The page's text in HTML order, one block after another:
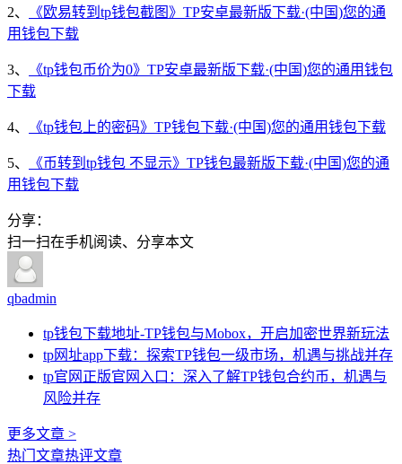
2、
《欧易转到tp钱包截图》TP安卓最新版下载·(中国)您的通
用钱包下载
3、
《tp钱包币价为0》TP安卓最新版下载·(中国)您的通用钱包
下载
4、 《tp钱包上的密码》TP钱包下载·(中国)您的通用钱包下载
5、
《币转到tp钱包 不显示》TP钱包最新版下载·(中国)您的通
用钱包下载
分享：
扫一扫在手机阅读、分享本文
qbadmin
tp钱包下载地址-TP钱包与Mobox，开启加密世界新玩法
tp网址app下载：探索TP钱包一级市场，机遇与挑战并存
tp官网正版官网入口：深入了解TP钱包合约币，机遇与
风险并存
更多文章 >
热门文章热评文章